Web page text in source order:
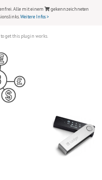
Alle mit einem
gekennzeichneten
Weitere Infos >
to get this plugin works.